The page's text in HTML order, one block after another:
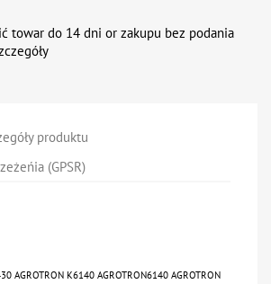
towar do 14 dni or zakupu bez podania
produktu
(GPSR)
AGROTRON K6140 AGROTRON6140 AGROTRON